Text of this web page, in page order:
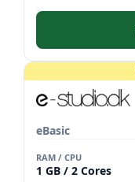
eBasic
RAM / CPU
1 GB / 2 Cores